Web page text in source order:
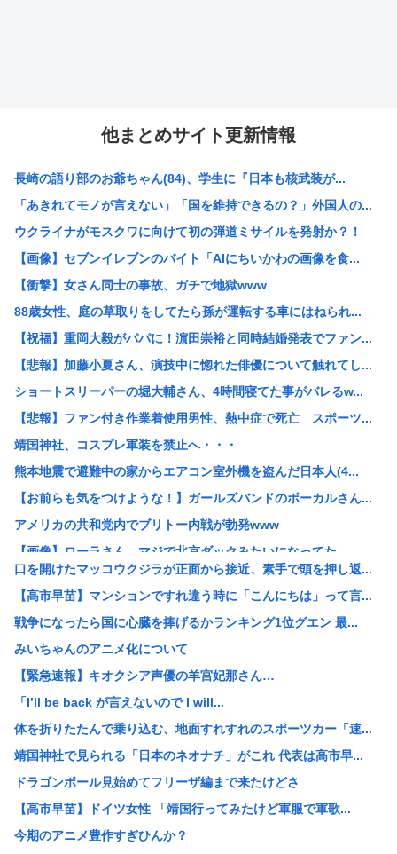
他まとめサイト更新情報
長崎の語り部のお爺ちゃん(84)、学生に『日本も核武装が...
「あきれてモノが言えない」「国を維持できるの？」外国人の...
ウクライナがモスクワに向けて初の弾道ミサイルを発射か？！
【画像】セブンイレブンのバイト「AIにちいかわの画像を食...
【衝撃】女さん同士の事故、ガチで地獄www
88歳女性、庭の草取りをしてたら孫が運転する車にはねられ...
【祝福】重岡大毅がパパに！濵田崇裕と同時結婚発表でファン...
【悲報】加藤小夏さん、演技中に惚れた俳優について触れてし...
ショートスリーパーの堀大輔さん、4時間寝てた事がバレるw...
【悲報】ファン付き作業着使用男性、熱中症で死亡 スポーツ...
靖国神社、コスプレ軍装を禁止へ・・・
熊本地震で避難中の家からエアコン室外機を盗んだ日本人(4...
【お前らも気をつけような！】ガールズバンドのボーカルさん...
アメリカの共和党内でブリトー内戦が勃発www
【画像】ローラさん、マジで北京ダックみたいになってた
警視庁の担当者「飯塚幸三を逮捕しなくていい理由を考えるた...
財務省のエース、高市早苗の消費税減税に反対したことで左遷...
【高市早苗】靖国神社「神社内で日本軍の服着たりするのやめ...
【悲報】レズ「女と付き合うの地獄すぎる、男はどうやって耐...
【悲報】八王子の夏祭り、衛生管理終わってた
【悲報】ショートスリーパー堀、誹謗中傷を受けて突然泣き出...
【放送事故】秋田県のオンライン会見、職員が『バスローブ姿...
台風15号｢チャンホン｣の進路なんやねんこれ
【悲報】「シャトレーゼ」とか言う店名、フランス人に馬鹿に...
琵琶湖三市同時花火大会、開催中止を発表 場所時刻不明・許...
高市早苗のニュース記事、コメント欄閉鎖…
口を開けたマッコウクジラが正面から接近、素手で頭を押し返...
【高市早苗】マンションですれ違う時に「こんにちは」って言...
戦争になったら国に心臓を捧げるかランキング1位グエン 最...
みいちゃんのアニメ化について
【緊急速報】キオクシア声優の羊宮妃那さん…
「I’ll be back が言えないので I will...
体を折りたたんで乗り込む、地面すれすれのスポーツカー「速...
靖国神社で見られる「日本のネオナチ」がこれ 代表は高市早...
ドラゴンボール見始めてフリーザ編まで来たけどさ
【高市早苗】ドイツ女性 「靖国行ってみたけど軍服で軍歌...
今期のアニメ豊作すぎひんか？